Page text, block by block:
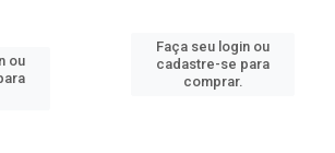
ou
Faça seu login ou
cadastre-se para
comprar.